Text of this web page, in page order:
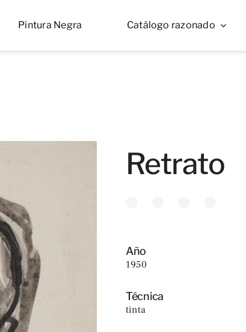
Pintura Negra Catálogo razonado
Retrato
Año
1950
Técnica
tinta